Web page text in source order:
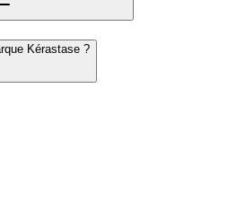
Kérastase ?